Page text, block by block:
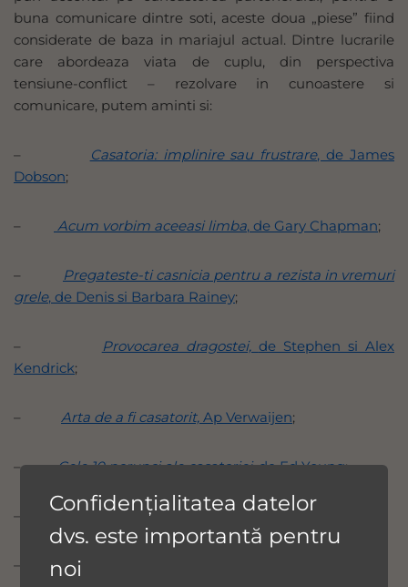
buna comunicare dintre soti, aceste doua „piese” fiind
considerate de baza in mariajul actual. Dintre lucrarile
care abordeaza viata de cuplu, din perspectiva
tensiune-conflict – rezolvare in cunoastere si
comunicare, putem aminti si:
– Casatoria: implinire sau frustrare, de James
Dobson;
– Acum vorbim aceeasi limba, de Gary Chapman;
–
Pregateste-ti casnicia pentru a rezista in vremuri
grele, de Denis si Barbara Rainey;
– Provocarea dragostei, de Stephen si Alex
Kendrick;
– Arta de a fi casatorit, Ap Verwaijen;
–Cele 10 porunci ale casatoriei, de Ed Young;
–Este dragostea indeajuns?, de Glenda Haynes
–Secretele comunicarii
Confidențialitatea datelor
dvs. este importantă pentru
noi